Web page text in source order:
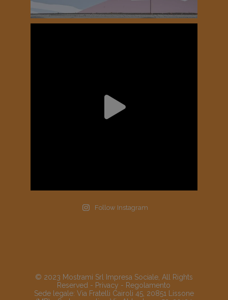
Follow Instagram
© 2023 Mostrami Srl Impresa Sociale, All Rights
Reserved - Privacy - Regolamento
Sede legale: Via Fratelli Cairoli 45, 20851 Lissone